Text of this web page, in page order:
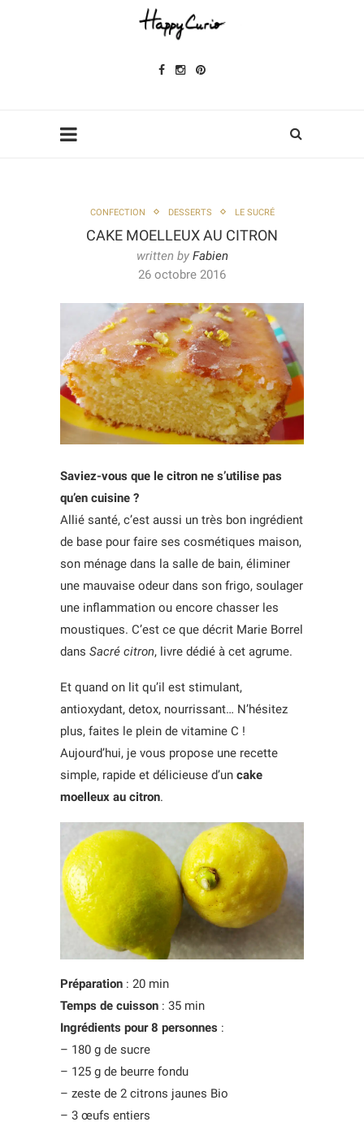
CONFECTION DESSERTS LE SUCRÉ
CAKE MOELLEUX AU CITRON
written by Fabien
26 octobre 2016
Saviez-vous que le citron ne s’utilise pas
qu’en cuisine ?
Allié santé, c’est aussi un très bon ingrédient
de base pour faire ses cosmétiques maison,
son ménage dans la salle de bain, éliminer
une mauvaise odeur dans son frigo, soulager
une inflammation ou encore chasser les
moustiques. C’est ce que décrit Marie Borrel
dans Sacré citron, livre dédié à cet agrume.
Et quand on lit qu’il est stimulant,
antioxydant, detox, nourrissant… N’hésitez
plus, faites le plein de vitamine C !
Aujourd’hui, je vous propose une recette
simple, rapide et délicieuse d’un cake
moelleux au citron.
Préparation : 20 min
Temps de cuisson : 35 min
Ingrédients pour 8 personnes :
– 180 g de sucre
– 125 g de beurre fondu
– zeste de 2 citrons jaunes Bio
– 3 œufs entiers